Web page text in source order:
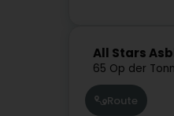
All Stars
65 Op der Tonn
Route